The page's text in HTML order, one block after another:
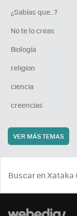
¿Sabías que...?
No te lo creas
Biología
religion
ciencia
creencias
VER MÁS TEMAS